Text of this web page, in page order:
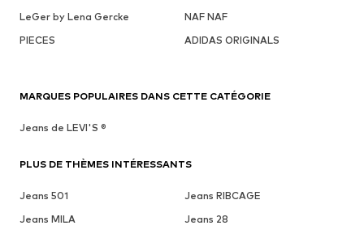
LeGer by Lena Gercke
NAF NAF
PIECES
ADIDAS ORIGINALS
MARQUES POPULAIRES DANS CETTE CATÉGORIE
Jeans de LEVI'S ®
PLUS DE THÈMES INTÉRESSANTS
Jeans 501
Jeans RIBCAGE
Jeans MILA
Jeans 28